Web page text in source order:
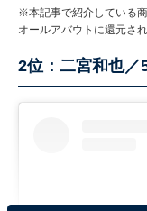
※本記事で紹介している
オールアバウトに還元さ
2位：二宮和也／